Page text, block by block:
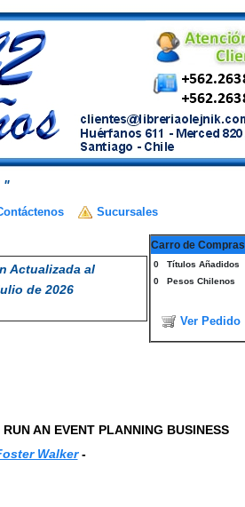
"
Sucursales
Actualizada al
de 2026
Carro de Compras
0 Títulos Añadidos
0 Pesos Chilenos
Ver Pedido
AN EVENT PLANNING BUSINESS
Walker -